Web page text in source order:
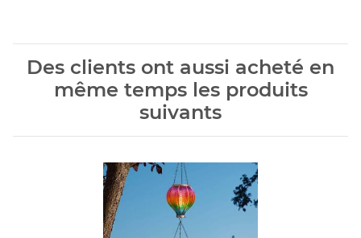
Des clients ont aussi acheté en
même temps les produits
suivants